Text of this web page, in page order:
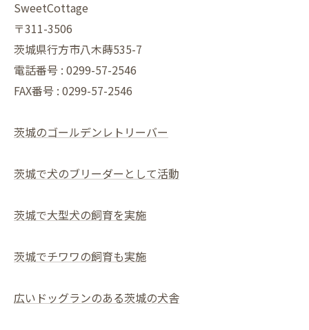
SweetCottage
〒311-3506
茨城県行方市八木蒔535-7
電話番号 : 0299-57-2546
FAX番号 : 0299-57-2546
茨城のゴールデンレトリーバー
茨城で犬のブリーダーとして活動
茨城で大型犬の飼育を実施
茨城でチワワの飼育も実施
広いドッグランのある茨城の犬舎